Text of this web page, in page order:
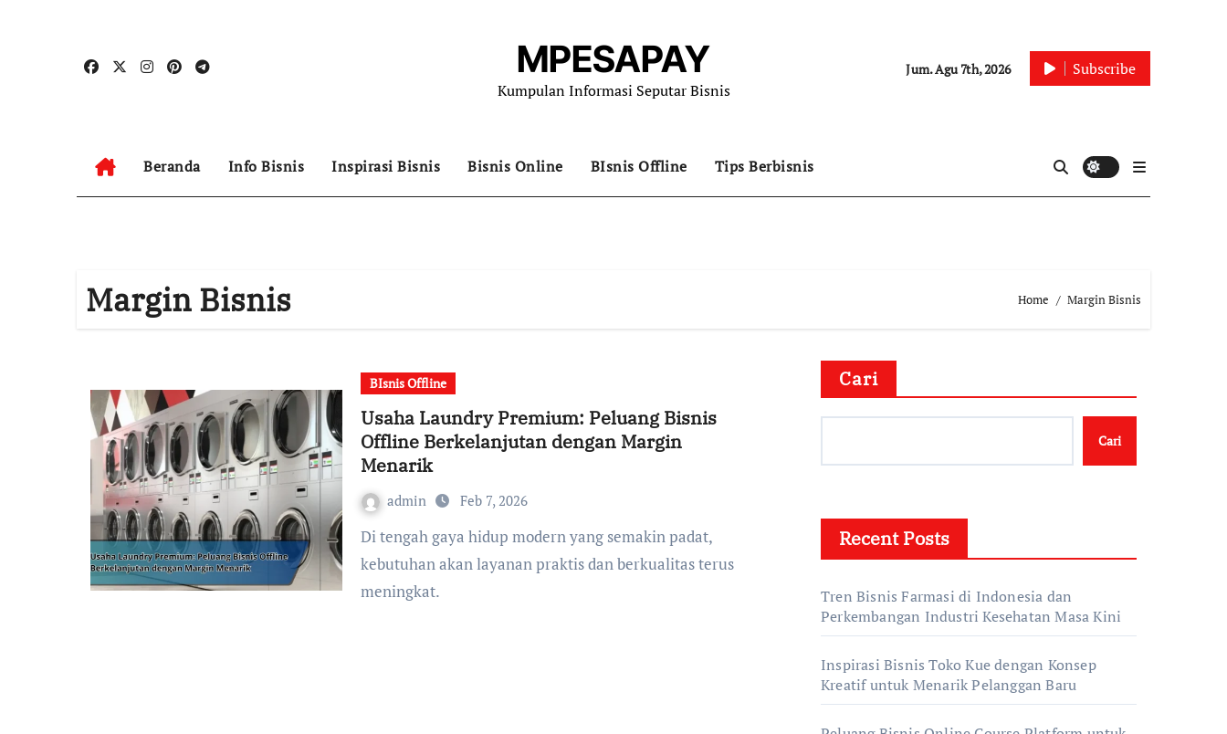
MPESAPAY
Kumpulan Informasi Seputar Bisnis
Jum. Agu 7th, 2026 Subscribe
Beranda Info Bisnis Inspirasi Bisnis Bisnis Online BIsnis Offline Tips Berbisnis
Margin Bisnis Home Margin Bisnis
BIsnis Offline
Usaha Laundry Premium: Peluang Bisnis
Offline Berkelanjutan dengan Margin
Menarik
admin Feb 7, 2026
Di tengah gaya hidup modern yang semakin padat,
kebutuhan akan layanan praktis dan berkualitas terus
meningkat.
Cari
Cari
Recent Posts
Tren Bisnis Farmasi di Indonesia dan
Perkembangan Industri Kesehatan Masa Kini
Inspirasi Bisnis Toko Kue dengan Konsep
Kreatif untuk Menarik Pelanggan Baru